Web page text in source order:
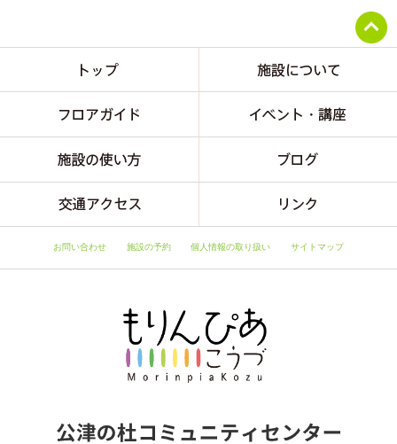
お問い合わせ 施設の予約 個人情報の取り扱い サイトマップ